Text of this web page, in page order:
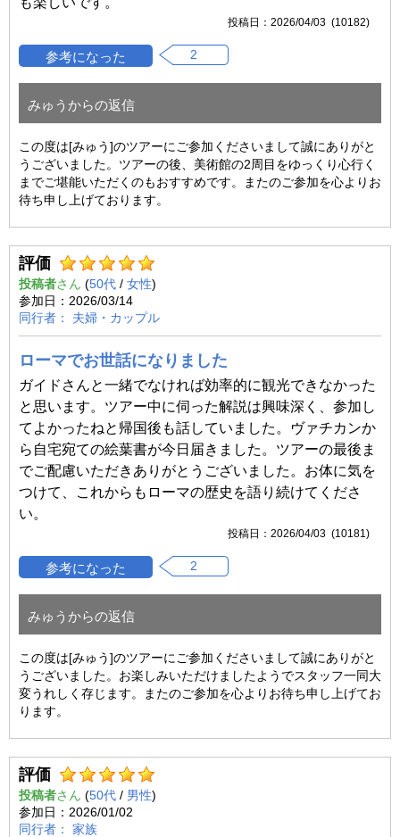
2026/04/03 (10182)
2
みゅうからの返信
この度は[みゅう]のツアーにご参加くださいまして誠にありがと
うございました。ツアーの後、美術館の2周目をゆっくり心行く
までご堪能いただくのもおすすめです。またのご参加を心よりお
待ち申し上げております。
評価
投稿者 (50代 / 女性)
2026/03/14
夫婦・カップル
ローマでお世話になりました
ガイドさんと一緒でなければ効率的に観光できなかった
と思います。ツアー中に伺った解説は興味深く、参加し
てよかったねと帰国後も話していました。ヴァチカンか
ら自宅宛ての絵葉書が今日届きました。ツアーの最後ま
でご配慮いただきありがとうございました。お体に気を
つけて、これからもローマの歴史を語り続けてくださ
い。
2026/04/03 (10181)
2
みゅうからの返信
この度は[みゅう]のツアーにご参加くださいまして誠にありがと
うございました。お楽しみいただけましたようでスタッフ一同大
変うれしく存じます。またのご参加を心よりお待ち申し上げてお
ります。
評価
投稿者 (50代 / 男性)
2026/01/02
家族